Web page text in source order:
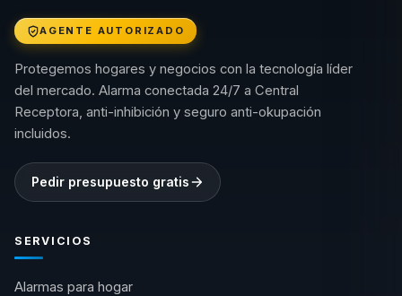
AGENTE AUTORIZADO
Protegemos hogares y negocios con la tecnología líder
del mercado. Alarma conectada 24/7 a Central
Receptora, anti-inhibición y seguro anti-okupación
incluidos.
Pedir presupuesto gratis
SERVICIOS
Alarmas para hogar